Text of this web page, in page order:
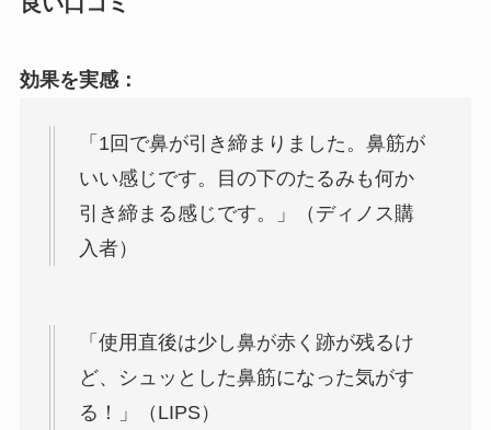
効果を実感：
「1回で鼻が引き締まりました。鼻筋が
いい感じです。目の下のたるみも何か
引き締まる感じです。」（ディノス購
入者）
「使用直後は少し鼻が赤く跡が残るけ
ど、シュッとした鼻筋になった気がす
る！」（LIPS）